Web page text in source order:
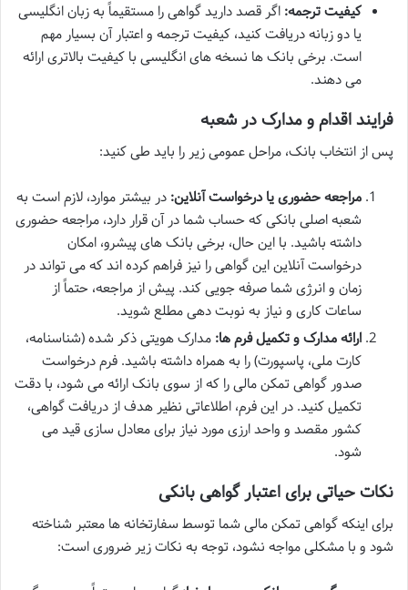
کیفیت ترجمه: اگر قصد دارید گواهی را مستقیماً به زبان انگلیسی
یا دو زبانه دریافت کنید، کیفیت ترجمه و اعتبار آن بسیار مهم
است. برخی بانک ها نسخه های انگلیسی با کیفیت بالاتری ارائه
می دهند.
فرایند اقدام و مدارک در شعبه
پس از انتخاب بانک، مراحل عمومی زیر را باید طی کنید:
مراجعه حضوری یا درخواست آنلاین: در بیشتر موارد، لازم است به
شعبه اصلی بانکی که حساب شما در آن قرار دارد، مراجعه حضوری
داشته باشید. با این حال، برخی بانک های پیشرو، امکان
درخواست آنلاین این گواهی را نیز فراهم کرده اند که می تواند در
زمان و انرژی شما صرفه جویی کند. پیش از مراجعه، حتماً از
ساعات کاری و نیاز به نوبت دهی مطلع شوید.
ارائه مدارک و تکمیل فرم ها: مدارک هویتی ذکر شده (شناسنامه،
کارت ملی، پاسپورت) را به همراه داشته باشید. فرم درخواست
صدور گواهی تمکن مالی را که از سوی بانک ارائه می شود، با دقت
تکمیل کنید. در این فرم، اطلاعاتی نظیر هدف از دریافت گواهی،
کشور مقصد و واحد ارزی مورد نیاز برای معادل سازی قید می
شود.
نکات حیاتی برای اعتبار گواهی بانکی
برای اینکه گواهی تمکن مالی شما توسط سفارتخانه ها معتبر شناخته
شود و با مشکلی مواجه نشود، توجه به نکات زیر ضروری است: